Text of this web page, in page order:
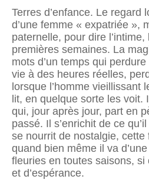
Terres d’enfance. Le regard
d’une femme « expatriée »,
paternelle, pour dire
premières semaines. La
mots d’un temps qui
vie à des heures réelles,
lorsque l’homme vieillissant
lit, en quelque sorte les voit.
qui, jour après jour, part en
passé. Il s’enrichit de ce
se nourrit de nostalgie, cette
quand bien même il va
fleuries en toutes saisons,
et d’espérance.